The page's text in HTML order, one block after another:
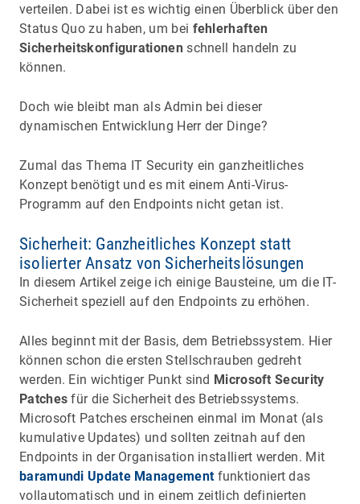
verteilen. Dabei ist es wichtig einen Überblick über den
Status Quo zu haben, um bei fehlerhaften
Sicherheitskonfigurationen schnell handeln zu
können.
Doch wie bleibt man als Admin bei dieser
dynamischen Entwicklung Herr der Dinge?
Zumal das Thema IT Security ein ganzheitliches
Konzept benötigt und es mit einem Anti-Virus-
Programm auf den Endpoints nicht getan ist.
Sicherheit: Ganzheitliches Konzept statt
isolierter Ansatz von Sicherheitslösungen
In diesem Artikel zeige ich einige Bausteine, um die IT-
Sicherheit speziell auf den Endpoints zu erhöhen.
Alles beginnt mit der Basis, dem Betriebssystem. Hier
können schon die ersten Stellschrauben gedreht
werden. Ein wichtiger Punkt sind Microsoft Security
Patches für die Sicherheit des Betriebssystems.
Microsoft Patches erscheinen einmal im Monat (als
kumulative Updates) und sollten zeitnah auf den
Endpoints in der Organisation installiert werden. Mit
baramundi Update Managementfunktioniert das
vollautomatisch und in einem zeitlich definierten